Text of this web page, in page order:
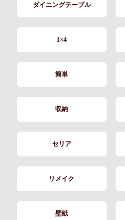
ダイニングテーブル
1×4
簡単
収納
セリア
リメイク
壁紙